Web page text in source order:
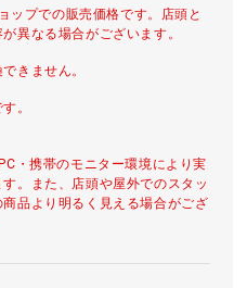
ップでの販売価格です。店頭と
異なる場合がございます。
きません。
。
・携帯のモニター環境により実
。また、店頭や屋外でのスタッ
品より明るく見える場合がござ